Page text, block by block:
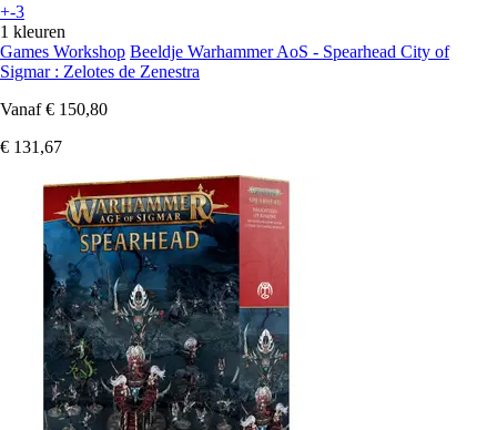
+-3
1 kleuren
Games Workshop Beeldje Warhammer AoS - Spearhead City of
Sigmar : Zelotes de Zenestra
Vanaf € 150,80
€ 131,67